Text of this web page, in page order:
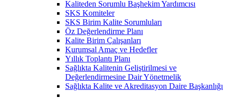
Kaliteden Sorumlu Başhekim Yardımcısı
SKS Komiteler
SKS Birim Kalite Sorumluları
Öz Değerlendirme Planı
Kalite Birim Çalışanları
Kurumsal Amaç ve Hedefler
Yıllık Toplantı Planı
Sağlıkta Kalitenin Geliştirilmesi ve
Değerlendirmesine Dair Yönetmelik
Sağlıkta Kalite ve Akreditasyon Daire Başkanlığı